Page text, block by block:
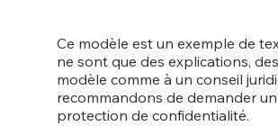
Ce modèle est un exemple de
ne sont que des explications,
modèle comme à un conseil
recommandons de demander
protection de confidentialité.